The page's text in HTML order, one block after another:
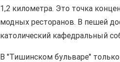
1,2 километра. Это точка
модных ресторанов. В пешей
католический кафедральный
В "Тишинском бульваре"